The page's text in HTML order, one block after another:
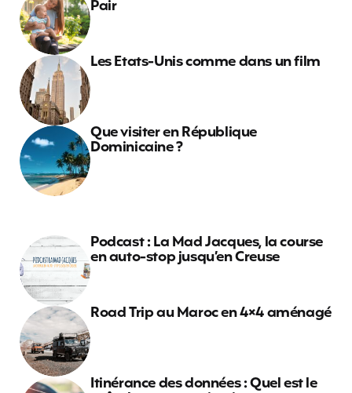
Pair
Les Etats-Unis comme dans un film
Que visiter en République
Dominicaine ?
Podcast : La Mad Jacques, la course
en auto-stop jusqu’en Creuse
Road Trip au Maroc en 4×4 aménagé
Itinérance des données : Quel est le